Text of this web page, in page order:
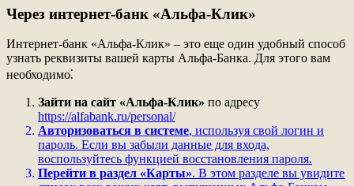
Через интернет-банк «Альфа-Клик»
Интернет-банк «Альфа-Клик» – это еще один удобный способ
узнать реквизиты вашей карты Альфа-Банка. Для этого вам
необходимо⁚
Зайти на сайт «Альфа-Клик» по адресу
https://alfabank.ru/personal/
Авторизоваться в системе, используя свой логин и
пароль. Если вы забыли данные для входа,
воспользуйтесь функцией восстановления пароля.
Перейти в раздел «Карты». В этом разделе вы увидите